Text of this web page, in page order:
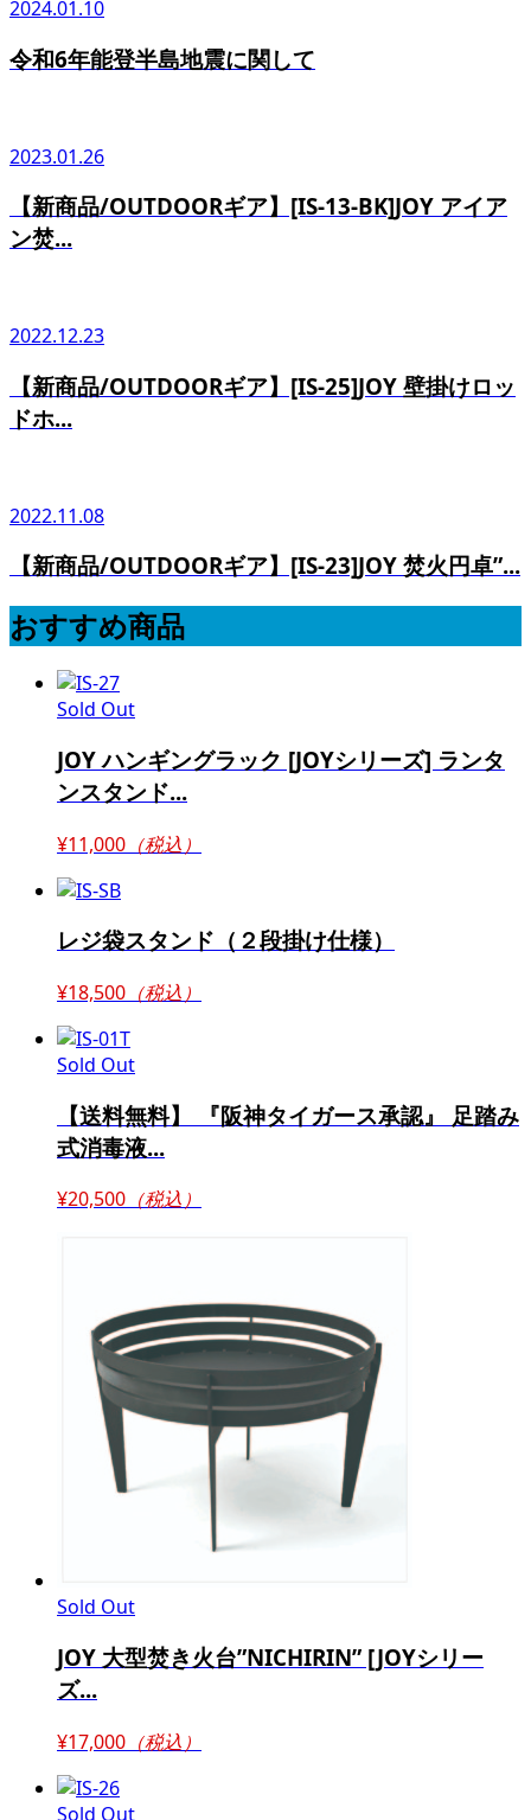
2024.01.10
令和6年能登半島地震に関して
2023.01.26
【新商品/OUTDOORギア】[IS-13-BK]JOY アイア
ン焚...
2022.12.23
【新商品/OUTDOORギア】[IS-25]JOY 壁掛けロッ
ドホ...
2022.11.08
【新商品/OUTDOORギア】[IS-23]JOY 焚火円卓”...
おすすめ商品
Sold Out
JOY ハンギングラック [JOYシリーズ] ランタ
ンスタンド...
¥11,000 （税込）
レジ袋スタンド（２段掛け仕様）
¥18,500 （税込）
Sold Out
【送料無料】 『阪神タイガース承認』 足踏み
式消毒液...
¥20,500 （税込）
Sold Out
JOY 大型焚き火台”NICHIRIN” [JOYシリー
ズ...
¥17,000 （税込）
Sold Out